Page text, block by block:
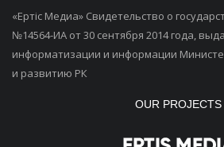
«Ертiс Медиа» Свидетельство о
№14564-ИА от 30 сентября 2014 года,
информатизации и информации
и развитию РК
OUR PROJECTS